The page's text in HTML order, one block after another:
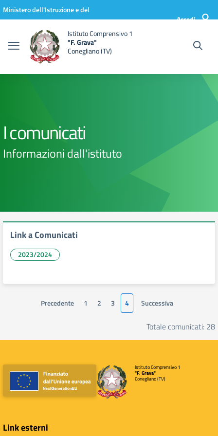
Vai ai contenuti
Vai al menu di navigazione
Vai al footer
Ministero dell'Istruzione e del
Accedi
Istituto Comprensivo 1
"F. Grava"
Conegliano (TV)
I comunicati
Informazioni dall'istituto
Link a Comunicati
2023/2024
Precedente 1 2 3 4 Successiva
Totale comunicati: 28
Istituto Comprensivo 1
"F. Grava"
Conegliano (TV)
Link esterni